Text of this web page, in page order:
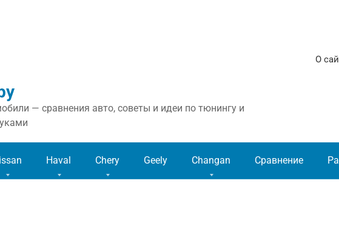
— сравнения авто, советы и идеи по тюнингу и
О
Haval Chery Geely Changan Сравнение